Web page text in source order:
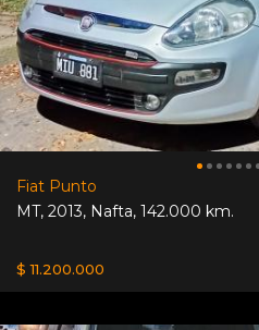
Fiat Punto
MT, 2013, Nafta, 142.000 km.
$ 11.200.000